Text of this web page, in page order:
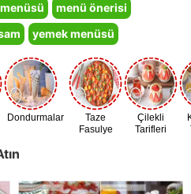
menü önerisi
yemek menüsü
Dondurmalar
Taze
Fasulye
Çilekli
Tarifleri